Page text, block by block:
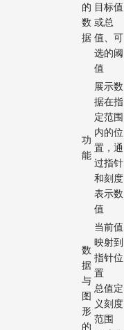
的
数
据
目标值
或总
值、可
选的阈
值
功
能
展示数
据在指
定范围
内的位
置，通
过指针
和刻度
表示数
值
数
据
与
图
形
的
当前值
映射到
指针位
置
总值定
义刻度
范围